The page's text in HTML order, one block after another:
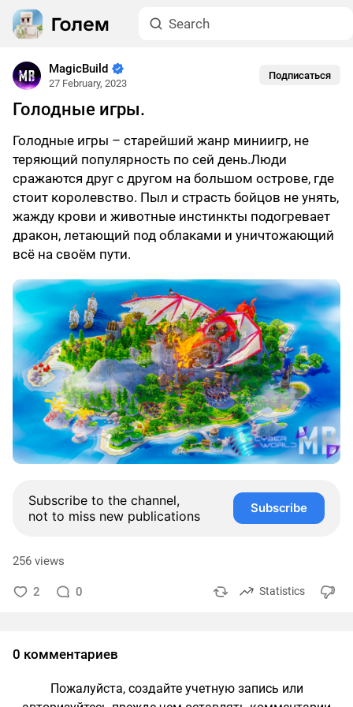
MagicBuild
27 February, 2023
Подписаться
Голодные игры.
Голодные игры – старейший жанр миниигр, не
теряющий популярность по сей день.Люди
сражаются друг с другом на большом острове, где
стоит королевство. Пыл и страсть бойцов не унять,
жажду крови и животные инстинкты подогревает
дракон, летающий под облаками и уничтожающий
всё на своём пути.
Subscribe to the channel,
not to miss new publications
Subscribe
256 views
2 0 Statistics
0 комментариев
Пожалуйста, создайте учетную запись или